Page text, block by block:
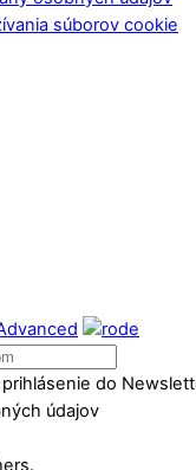
súborov cookie
do
údajov